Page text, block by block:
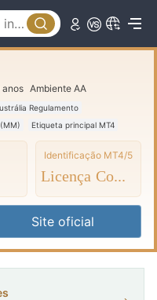
anos Ambiente AA
Regulamento
Etiqueta principal MT4
Identificação MT4/5
Licença Completa
Site oficial